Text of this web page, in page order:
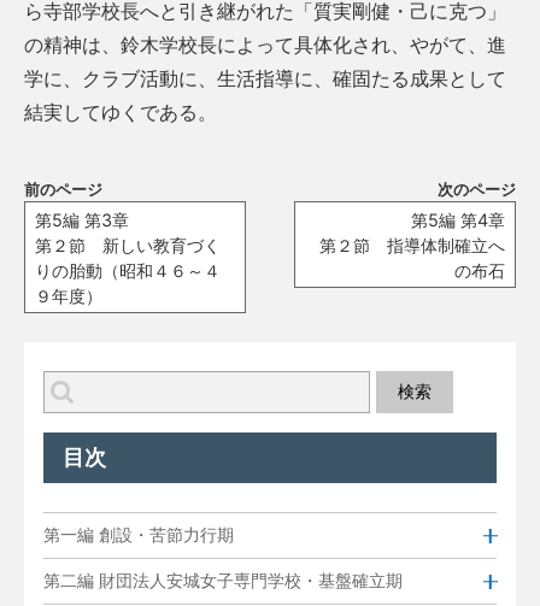
ら寺部学校長へと引き継がれた「質実剛健・己に克つ」
の精神は、鈴木学校長によって具体化され、やがて、進
学に、クラブ活動に、生活指導に、確固たる成果として
結実してゆくである。
前のページ
第5編 第3章
第２節 新しい教育づく
りの胎動（昭和４６～４
９年度）
次のページ
第5編 第4章
第２節 指導体制確立へ
の布石
目次
第一編 創設・苦節力行期
第二編 財団法人安城女子専門学校・基盤確立期